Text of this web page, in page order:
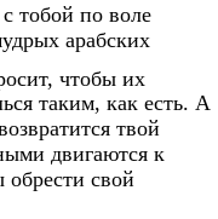
тобой по воле
арабских
чтобы их
таким, как есть. А
твой
двигаются к
свой